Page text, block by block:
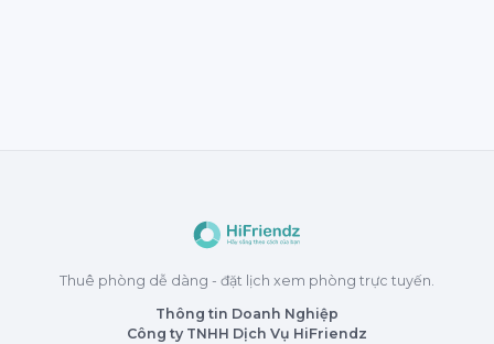
Thuê phòng dễ dàng - đặt lịch xem phòng trực tuyến.
Thông tin Doanh Nghiệp
Công ty TNHH Dịch Vụ HiFriendz